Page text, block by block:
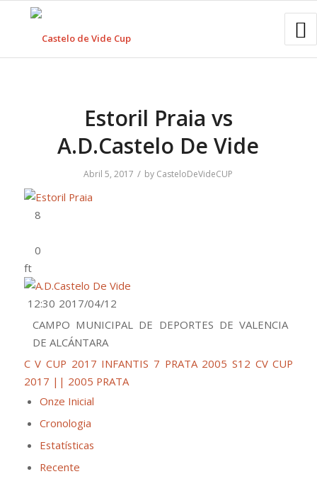
Estoril Praia vs
A.D.Castelo De Vide
Abril 5, 2017 / by CasteloDeVideCUP
ft
2017/04/12
12:30
CAMPO MUNICIPAL DE DEPORTES DE VALENCIA
DE ALCÁNTARA
C V CUP 2017 INFANTIS 7 PRATA 2005 S12 CV CUP
2017 || 2005 PRATA
Onze Inicial
Cronologia
Estatísticas
Recente